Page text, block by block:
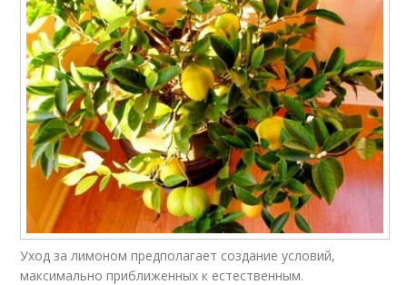
Уход за лимоном предполагает создание условий,
максимально приближенных к естественным.